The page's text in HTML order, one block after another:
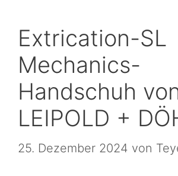
Extrication-SL
Mechanics-
Handschuh
LEIPOLD +
25. Dezember 2024 von